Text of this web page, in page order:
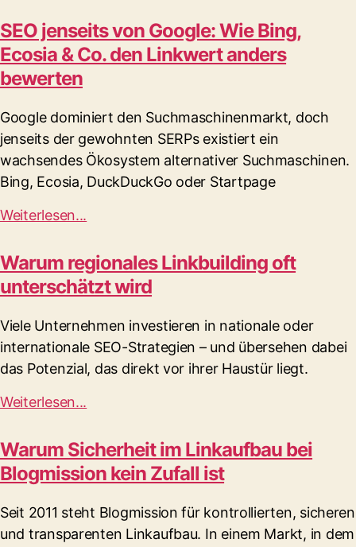
SEO jenseits von Google: Wie Bing,
Ecosia & Co. den Linkwert anders
bewerten
Google dominiert den Suchmaschinenmarkt, doch
jenseits der gewohnten SERPs existiert ein
wachsendes Ökosystem alternativer Suchmaschinen.
Bing, Ecosia, DuckDuckGo oder Startpage
Weiterlesen...
Warum regionales Linkbuilding oft
unterschätzt wird
Viele Unternehmen investieren in nationale oder
internationale SEO-Strategien – und übersehen dabei
das Potenzial, das direkt vor ihrer Haustür liegt.
Weiterlesen...
Warum Sicherheit im Linkaufbau bei
Blogmission kein Zufall ist
Seit 2011 steht Blogmission für kontrollierten, sicheren
und transparenten Linkaufbau. In einem Markt, in dem